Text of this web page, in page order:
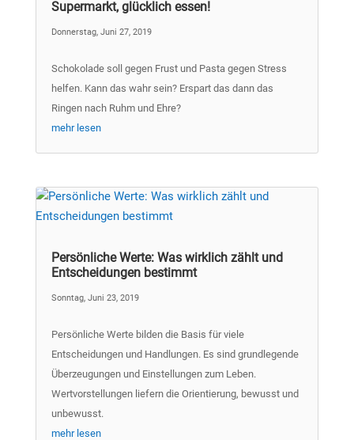
Supermarkt, glücklich essen!
Donnerstag, Juni 27, 2019
Schokolade soll gegen Frust und Pasta gegen Stress
helfen. Kann das wahr sein? Erspart das dann das
Ringen nach Ruhm und Ehre?
mehr lesen
Persönliche Werte: Was wirklich zählt und
Entscheidungen bestimmt
Sonntag, Juni 23, 2019
Persönliche Werte bilden die Basis für viele
Entscheidungen und Handlungen. Es sind grundlegende
Überzeugungen und Einstellungen zum Leben.
Wertvorstellungen liefern die Orientierung, bewusst und
unbewusst.
mehr lesen